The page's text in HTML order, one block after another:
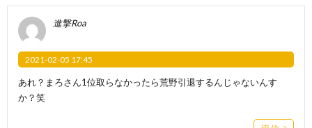
進撃Roa
2021-02-05 17:45
あれ？まろさん1位取らなかったら荒野引退するんじゃないんす
か？笑